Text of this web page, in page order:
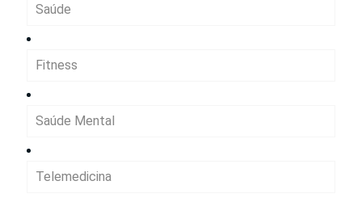
Saúde
Fitness
Saúde Mental
Telemedicina